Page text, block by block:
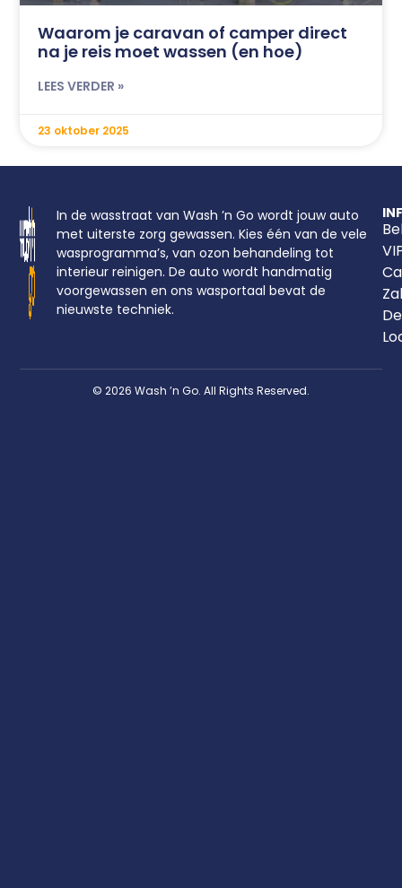
Waarom je caravan of camper direct
na je reis moet wassen (en hoe)
LEES VERDER »
23 oktober 2025
In de wasstraat van Wash ’n Go wordt jouw auto
met uiterste zorg gewassen. Kies één van de vele
wasprogramma’s, van ozon behandeling tot
interieur reinigen. De auto wordt handmatig
voorgewassen en ons wasportaal bevat de
nieuwste techniek.
© 2026 Wash ’n Go. All Rights Reserved.